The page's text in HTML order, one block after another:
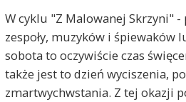
W cyklu "Z Malowanej Skrzyni"
zespoły, muzyków i śpiewaków
sobota to oczywiście czas
także jest to dzień wyciszenia,
zmartwychwstania. Z tej okazji